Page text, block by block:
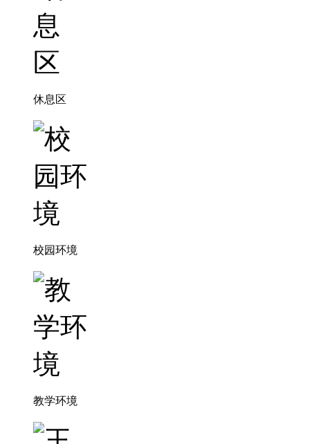
休息区
校园环境
教学环境